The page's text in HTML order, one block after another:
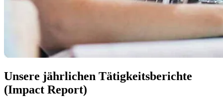
Unsere jährlichen Tätigkeitsberichte
(Impact Report)